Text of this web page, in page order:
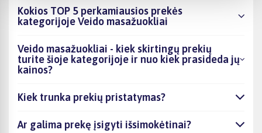
Kokios TOP 5 perkamiausios prekės
kategorijoje Veido masažuokliai
Veido masažuokliai - kiek skirtingų prekių
turite šioje kategorijoje ir nuo kiek prasideda jų
kainos?
Kiek trunka prekių pristatymas?
Ar galima prekę įsigyti išsimokėtinai?